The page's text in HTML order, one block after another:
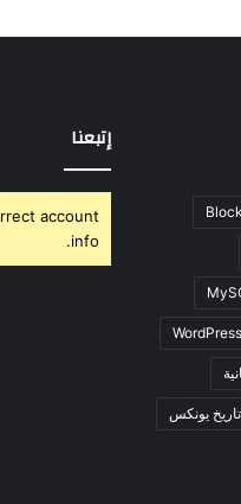
تاريخ يونكس
إتبعنا
account
info.